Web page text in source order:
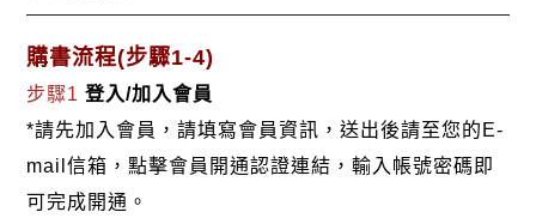
戎，已歷八九年了。 第四冊《黑雨》這雨好怪！它濛
濛的，黑黑的，像一塊廣闊無垠的黑布，將天地都包
圍起來，使人分不出南北東西，辨不清房屋街衢。又
像大風吹倒了玉皇爺的書案，將一硯墨汁傾泄宇宙，
它要染黑潔白的石舫、矞皇的督署，污壞雄麗的鐘
山、秀媚的秦淮，它還要將活躍著萬千生靈的人世間
購書流程(步驟1-4)
步驟1登入/加入會員
*請先加入會員，請填寫會員資訊，送出後請至您的E-
mail信箱，點擊會員開通認證連結，輸入帳號密碼即
可完成開通。